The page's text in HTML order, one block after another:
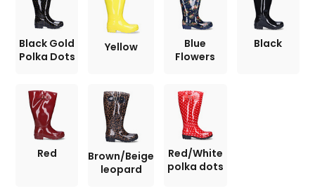
Black Gold
Polka Dots
Yellow
Blue
Flowers
Black
Red
Brown/Beige
leopard
Red/White
polka dots